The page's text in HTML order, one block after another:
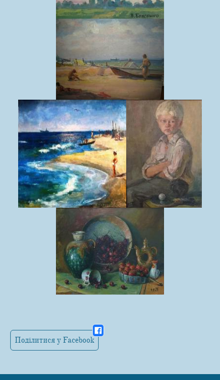
Поділитися у Facebook